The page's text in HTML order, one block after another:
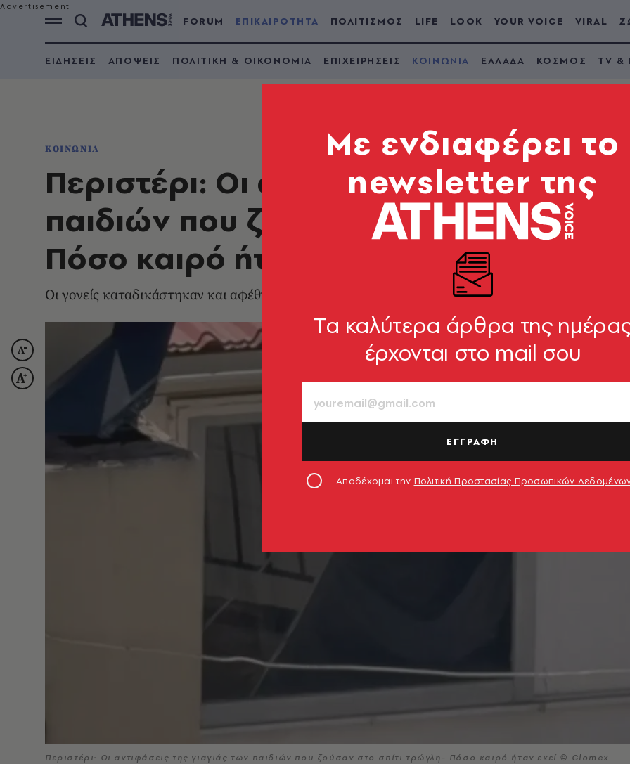
FORUM ΕΠΙΚΑΙΡΟΤΗΤΑ ΠΟΛΙΤΙΣΜΟΣ LIFE LOOK YOUR VOICE VIRAL
ΕΙΔΗΣΕΙΣ ΑΠΟΨΕΙΣ ΠΟΛΙΤΙΚΗ & ΟΙΚΟΝΟΜΙΑ ΕΠΙΧΕΙΡΗΣΕΙΣ ΚΟΙΝΩΝΙΑ ΕΛΛΑΔΑ ΚΟΣΜΟΣ TV &
ΚΟΙΝΩΝΙΑ
Περιστέρι: Οι αντιφάσεις της γιαγιάς
παιδιών που ζούσαν στο σπίτι
Πόσο καιρό ήταν εκεί
Οι γονείς καταδικάστηκαν και αφέθηκαν ελεύθεροι - Στο νοσοκομείο τα παιδιά
Περιστέρι: Οι αντιφάσεις της γιαγιάς των παιδιών που ζούσαν στο σπίτι τρώγλη- Πόσο καιρό ήταν εκεί © Glomex
Mε ενδιαφέρει το
newsletter της
Tα καλύτερα άρθρα της
έρχονται στο mail σου
ΕΓΓΡΑΦΗ
Αποδέχομαι την Πολιτική Προστασίας Προσωπικών